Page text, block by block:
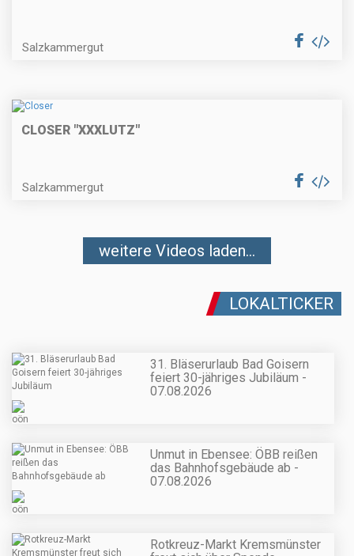
Salzkammergut
CLOSER "XXXLUTZ"
Salzkammergut
weitere Videos laden...
LOKALTICKER
31. Bläserurlaub Bad Goisern
feiert 30-jähriges Jubiläum -
07.08.2026
Unmut in Ebensee: ÖBB reißen
das Bahnhofsgebäude ab -
07.08.2026
Rotkreuz-Markt Kremsmünster